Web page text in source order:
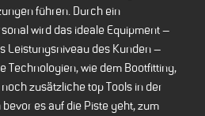
führen. Durch ein
wird das ideale Equipment –
Leistungsniveau des Kunden –
Technologien, wie dem Bootfitting,
zusätzliche top Tools in der
es auf die Piste geht, zum